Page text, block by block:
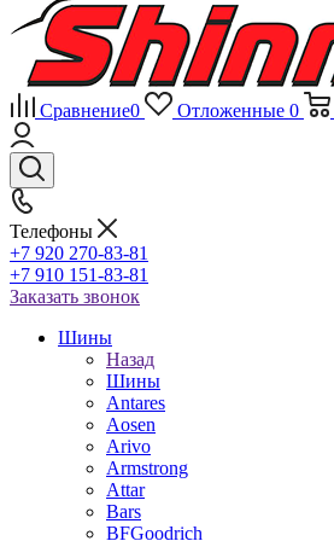
Сравнение0 Отложенные 0
Телефоны
+7 920 270-83-81
+7 910 151-83-81
Заказать звонок
Шины
Назад
Шины
Antares
Aosen
Arivo
Armstrong
Attar
Bars
BFGoodrich